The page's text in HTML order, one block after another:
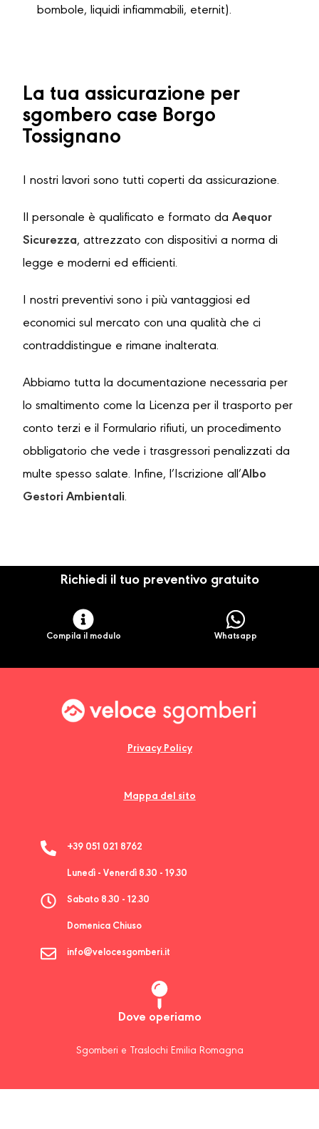
bombole, liquidi infiammabili, eternit).
La tua assicurazione per
sgombero case Borgo
Tossignano
I nostri lavori sono tutti coperti da assicurazione.
Il personale è qualificato e formato da Aequor
Sicurezza, attrezzato con dispositivi a norma di
legge e moderni ed efficienti.
I nostri preventivi sono i più vantaggiosi ed
economici sul mercato con una qualità che ci
contraddistingue e rimane inalterata.
Abbiamo tutta la documentazione necessaria per
lo smaltimento come la Licenza per il trasporto per
conto terzi e il Formulario rifiuti, un procedimento
obbligatorio che vede i trasgressori penalizzati da
multe spesso salate. Infine, l’Iscrizione all’Albo
Gestori Ambientali.
Richiedi il tuo preventivo gratuito
Compila il modulo Whatsapp
Privacy Policy
Mappa del sito
+39 051 021 8762
Lunedì - Venerdì 8.30 - 19.30
Sabato 8.30 - 12.30
Domenica Chiuso
info@velocesgomberi.it
Dove operiamo
Sgomberi e Traslochi Emilia Romagna